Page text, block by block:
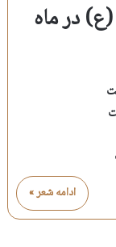
در ماه
ادامه شعر »